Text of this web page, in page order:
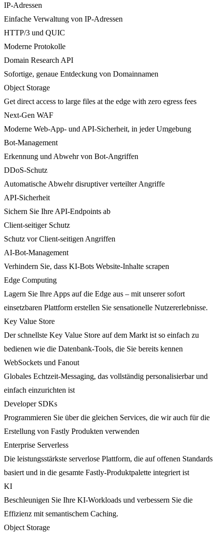
IP-Adressen
Einfache Verwaltung von IP-Adressen
HTTP/3 und QUIC
Moderne Protokolle
Domain Research API
Sofortige, genaue Entdeckung von Domainnamen
Object Storage
Get direct access to large files at the edge with zero egress fees
Next-Gen WAF
Moderne Web-App- und API-Sicherheit, in jeder Umgebung
Bot-Management
Erkennung und Abwehr von Bot-Angriffen
DDoS-Schutz
Automatische Abwehr disruptiver verteilter Angriffe
API-Sicherheit
Sichern Sie Ihre API-Endpoints ab
Client-seitiger Schutz
Schutz vor Client-seitigen Angriffen
AI-Bot-Management
Verhindern Sie, dass KI-Bots Website-Inhalte scrapen
Edge Computing
Lagern Sie Ihre Apps auf die Edge aus – mit unserer sofort
einsetzbaren Plattform erstellen Sie sensationelle Nutzererlebnisse.
Key Value Store
Der schnellste Key Value Store auf dem Markt ist so einfach zu
bedienen wie die Datenbank-Tools, die Sie bereits kennen
WebSockets und Fanout
Globales Echtzeit-Messaging, das vollständig personalisierbar und
einfach einzurichten ist
Developer SDKs
Programmieren Sie über die gleichen Services, die wir auch für die
Erstellung von Fastly Produkten verwenden
Enterprise Serverless
Die leistungsstärkste serverlose Plattform, die auf offenen Standards
basiert und in die gesamte Fastly-Produktpalette integriert ist
KI
Beschleunigen Sie Ihre KI-Workloads und verbessern Sie die
Effizienz mit semantischem Caching.
Object Storage